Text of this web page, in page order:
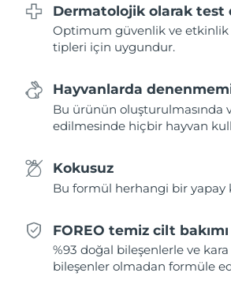
Dermatolojik olarak test
Optimum güvenlik ve
tipleri için uygundur.
Hayvanlarda
Bu ürünün oluşturulmasında
edilmesinde hiçbir hayvan
Kokusuz
Bu formül herhangi bir yapay
FOREO temiz cilt bakımı
%93 doğal bileşenlerle ve
bileşenler olmadan formüle